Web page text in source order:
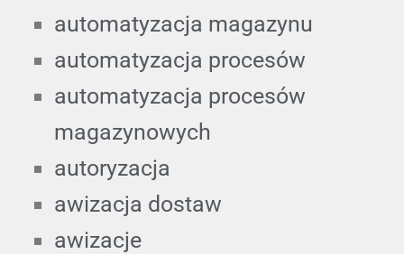
automatyzacja magazynu
automatyzacja procesów
automatyzacja procesów
magazynowych
autoryzacja
awizacja dostaw
awizacje